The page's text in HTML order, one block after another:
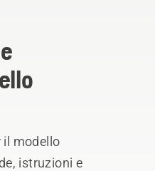
il modello
istruzioni e